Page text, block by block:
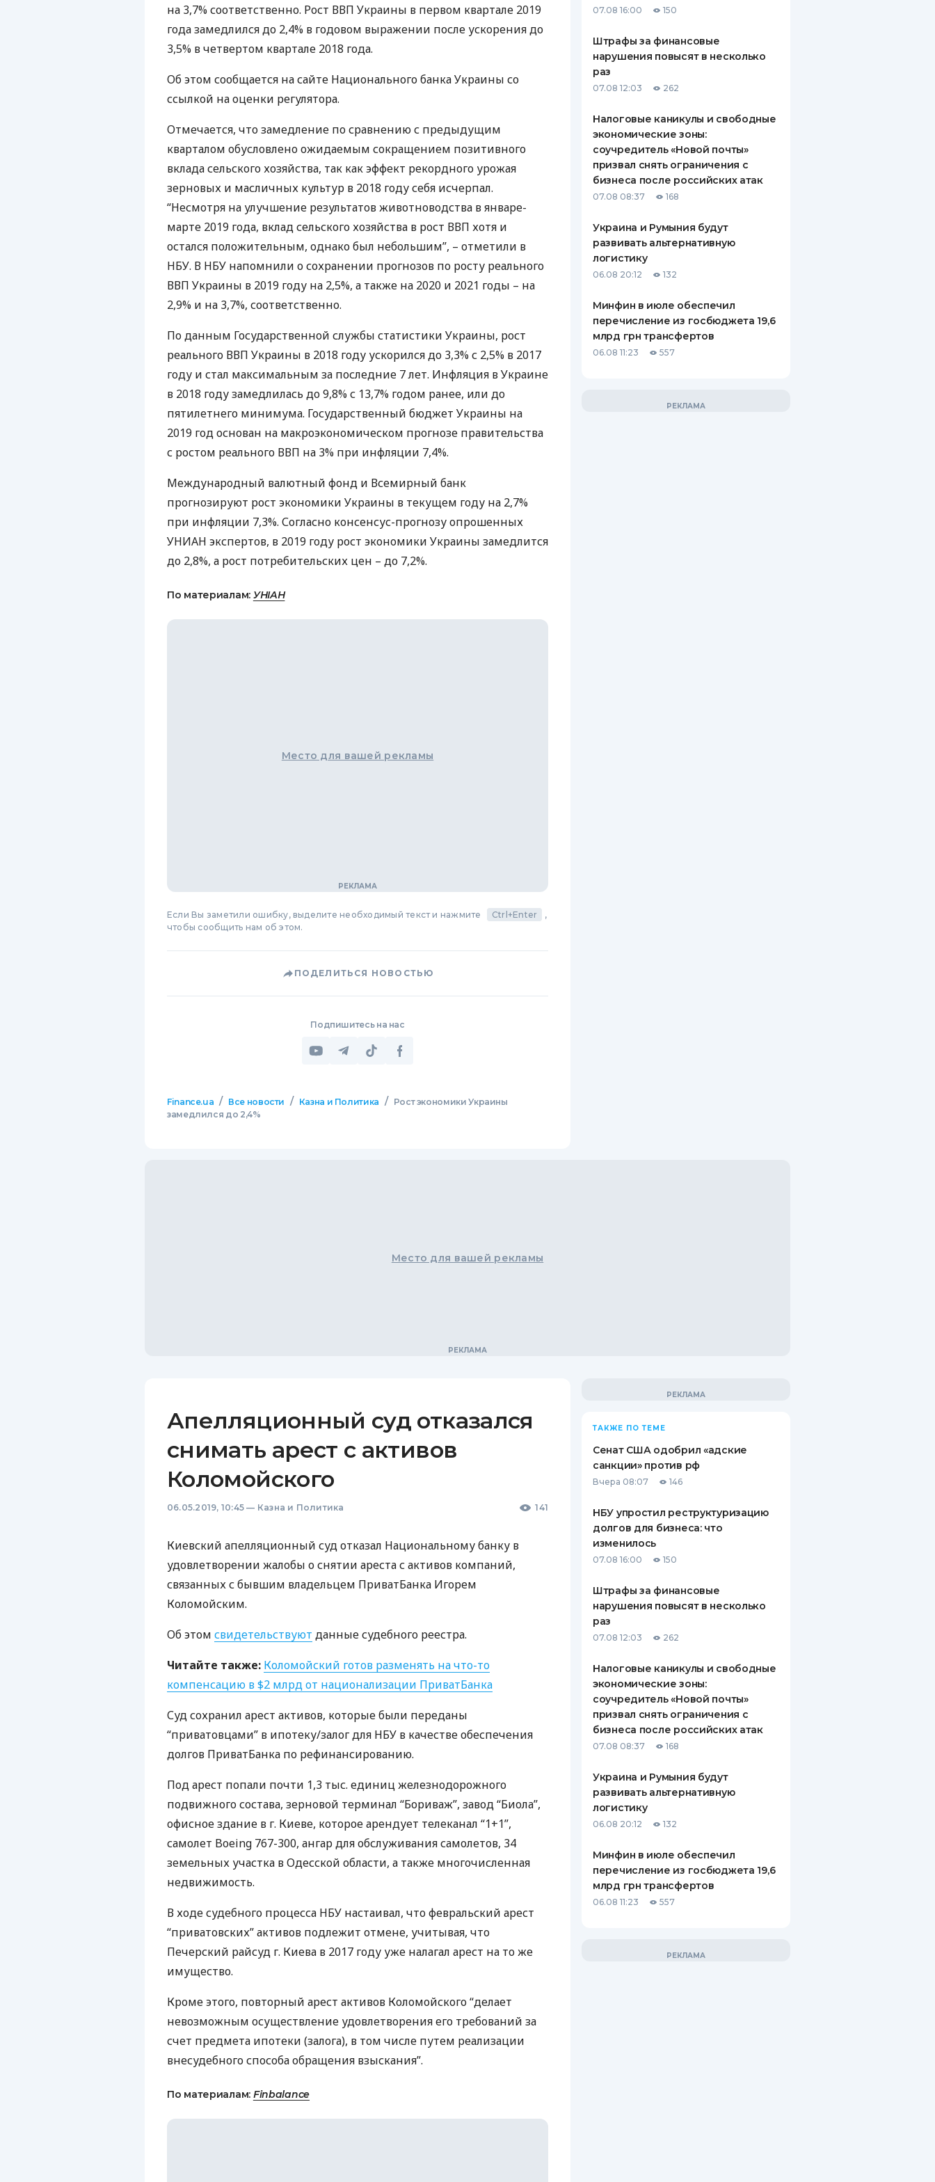
КЕШБЭКА
БАНКОВСКИМ КАРТАМ
СТРАХОВАНИЮ
ВСЕ СТРАХОВЫЕ ПОЛИСЫ
СТРАХОВЫЕ КОМПАНИИ
ОТЗЫВЫ О СТРАХОВЫХ
КОМПАНИЯХ
на 3,7% соответственно. Рост ВВП Украины в первом квартале 2019
года замедлился до 2,4% в годовом выражении после ускорения до
3,5% в четвертом квартале 2018 года.
Об этом сообщается на сайте Национального банка Украины со
ссылкой на оценки регулятора.
Отмечается, что замедление по сравнению с предыдущим
кварталом обусловлено ожидаемым сокращением позитивного
вклада сельского хозяйства, так как эффект рекордного урожая
зерновых и масличных культур в 2018 году себя исчерпал.
“Несмотря на улучшение результатов животноводства в январе-
марте 2019 года, вклад сельского хозяйства в рост ВВП хотя и
остался положительным, однако был небольшим”, – отметили в
НБУ. В НБУ напомнили о сохранении прогнозов по росту реального
ВВП Украины в 2019 году на 2,5%, а также на 2020 и 2021 годы – на
2,9% и на 3,7%, соответственно.
По данным Государственной службы статистики Украины, рост
реального ВВП Украины в 2018 году ускорился до 3,3% с 2,5% в 2017
году и стал максимальным за последние 7 лет. Инфляция в Украине
в 2018 году замедлилась до 9,8% с 13,7% годом ранее, или до
пятилетнего минимума. Государственный бюджет Украины на
2019 год основан на макроэкономическом прогнозе правительства
с ростом реального ВВП на 3% при инфляции 7,4%.
Международный валютный фонд и Всемирный банк
прогнозируют рост экономики Украины в текущем году на 2,7%
при инфляции 7,3%. Согласно консенсус-прогнозу опрошенных
УНИАН экспертов, в 2019 году рост экономики Украины замедлится
до 2,8%, а рост потребительских цен – до 7,2%.
По материалам: УНІАН
Место для вашей рекламы
Если Вы заметили ошибку, выделите необходимый текст и нажмите Ctrl+Enter
,
чтобы сообщить нам об этом.
ПОДЕЛИТЬСЯ НОВОСТЬЮ
Подпишитесь на нас
Finance.ua / Все новости / Казна и Политика /
Рост экономики Украины
замедлился до 2,4%
07.08 16:00 150
Штрафы за финансовые
нарушения повысят в несколько
раз
07.08 12:03 262
Налоговые каникулы и свободные
экономические зоны:
соучредитель «Новой почты»
призвал снять ограничения с
бизнеса после российских атак
07.08 08:37 168
Украина и Румыния будут
развивать альтернативную
логистику
06.08 20:12 132
Минфин в июле обеспечил
перечисление из госбюджета 19,6
млрд грн трансфертов
06.08 11:23 557
Место для вашей рекламы
Апелляционный суд отказался
снимать арест с активов
Коломойского
06.05.2019, 10:45 — Казна и Политика 141
Киевский апелляционный суд отказал Национальному банку в
удовлетворении жалобы о снятии ареста с активов компаний,
связанных с бывшим владельцем ПриватБанка Игорем
Коломойским.
Об этом свидетельствуют данные судебного реестра.
Читайте также: Коломойский готов разменять на что-то
компенсацию в $2 млрд от национализации ПриватБанка
Суд сохранил арест активов, которые были переданы
“приватовцами” в ипотеку/залог для НБУ в качестве обеспечения
долгов ПриватБанка по рефинансированию.
Под арест попали почти 1,3 тыс. единиц железнодорожного
подвижного состава, зерновой терминал “Бориваж”, завод “Биола”,
офисное здание в г. Киеве, которое арендует телеканал “1+1”,
самолет Boeing 767-300, ангар для обслуживания самолетов, 34
земельных участка в Одесской области, а также многочисленная
недвижимость.
В ходе судебного процесса НБУ настаивал, что февральский арест
“приватовских” активов подлежит отмене, учитывая, что
Печерский райсуд г. Киева в 2017 году уже налагал арест на то же
имущество.
Кроме этого, повторный арест активов Коломойского “делает
невозможным осуществление удовлетворения его требований за
счет предмета ипотеки (залога), в том числе путем реализации
внесудебного способа обращения взыскания”.
По материалам: Finbalance
ТАКЖЕ ПО ТЕМЕ
Сенат США одобрил «адские
санкции» против рф
Вчера 08:07 146
НБУ упростил реструктуризацию
долгов для бизнеса: что
изменилось
07.08 16:00 150
Штрафы за финансовые
нарушения повысят в несколько
раз
07.08 12:03 262
Налоговые каникулы и свободные
экономические зоны:
соучредитель «Новой почты»
призвал снять ограничения с
бизнеса после российских атак
07.08 08:37 168
Украина и Румыния будут
развивать альтернативную
логистику
06.08 20:12 132
Минфин в июле обеспечил
перечисление из госбюджета 19,6
млрд грн трансфертов
06.08 11:23 557